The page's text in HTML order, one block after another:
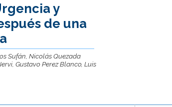
y
de una
Sufán, Nicolás Quezada
Gustavo Perez Blanco, Luis